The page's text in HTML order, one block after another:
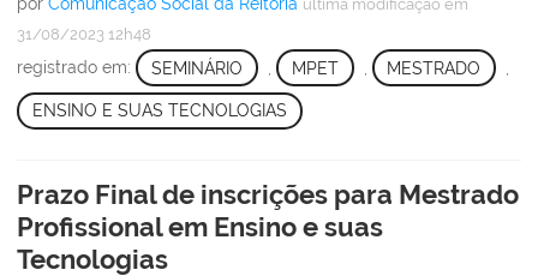
última modificação em
31/08/2023 12h48
registrado em: SEMINÁRIO MPET MESTRADO
ENSINO E SUAS TECNOLOGIAS
Prazo Final de inscrições para Mestrado
Profissional em Ensino e suas
Tecnologias